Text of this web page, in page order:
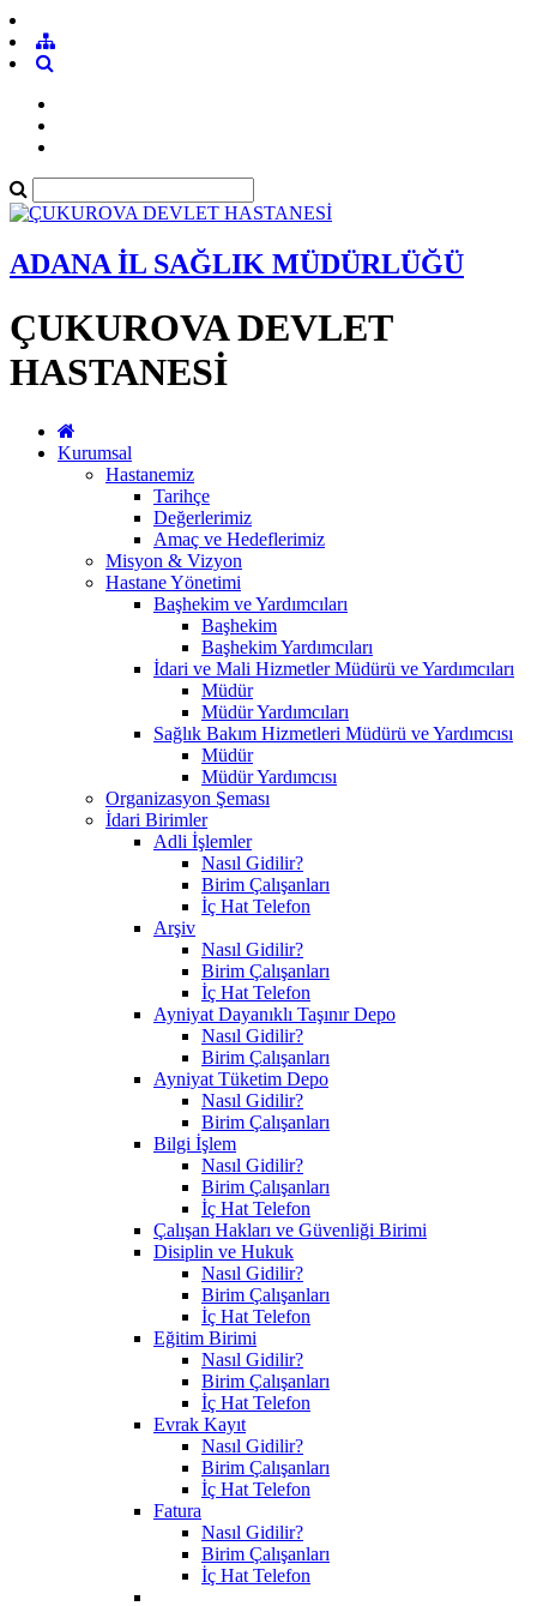
ADANA İL SAĞLIK MÜDÜRLÜĞÜ
ÇUKUROVA DEVLET
HASTANESİ
Kurumsal
Hastanemiz
Tarihçe
Değerlerimiz
Amaç ve Hedeflerimiz
Misyon & Vizyon
Hastane Yönetimi
Başhekim ve Yardımcıları
Başhekim
Başhekim Yardımcıları
İdari ve Mali Hizmetler Müdürü ve Yardımcıları
Müdür
Müdür Yardımcıları
Sağlık Bakım Hizmetleri Müdürü ve Yardımcısı
Müdür
Müdür Yardımcısı
Organizasyon Şeması
İdari Birimler
Adli İşlemler
Nasıl Gidilir?
Birim Çalışanları
İç Hat Telefon
Arşiv
Nasıl Gidilir?
Birim Çalışanları
İç Hat Telefon
Ayniyat Dayanıklı Taşınır Depo
Nasıl Gidilir?
Birim Çalışanları
Ayniyat Tüketim Depo
Nasıl Gidilir?
Birim Çalışanları
Bilgi İşlem
Nasıl Gidilir?
Birim Çalışanları
İç Hat Telefon
Çalışan Hakları ve Güvenliği Birimi
Disiplin ve Hukuk
Nasıl Gidilir?
Birim Çalışanları
İç Hat Telefon
Eğitim Birimi
Nasıl Gidilir?
Birim Çalışanları
İç Hat Telefon
Evrak Kayıt
Nasıl Gidilir?
Birim Çalışanları
İç Hat Telefon
Fatura
Nasıl Gidilir?
Birim Çalışanları
İç Hat Telefon